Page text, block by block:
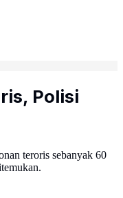
Polisi
teroris sebanyak 60